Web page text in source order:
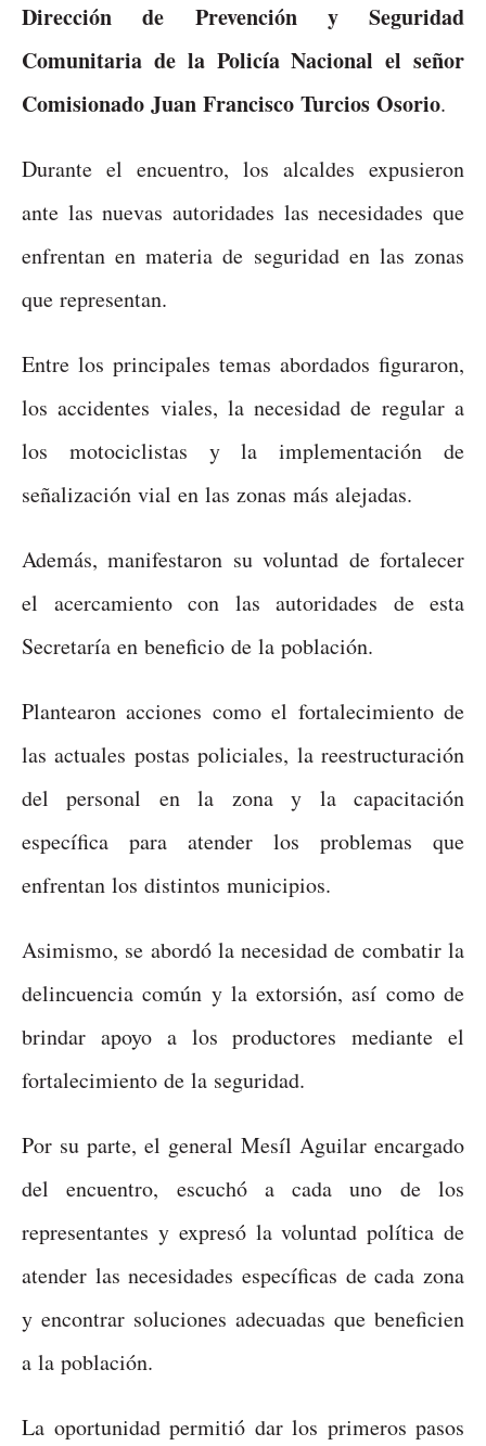
Dirección de Prevención y Seguridad
Comunitaria de la Policía Nacional el señor
Comisionado Juan Francisco Turcios Osorio.
Durante el encuentro, los alcaldes expusieron
ante las nuevas autoridades las necesidades que
enfrentan en materia de seguridad en las zonas
que representan.
Entre los principales temas abordados figuraron,
los accidentes viales, la necesidad de regular a
los motociclistas y la implementación de
señalización vial en las zonas más alejadas.
Además, manifestaron su voluntad de fortalecer
el acercamiento con las autoridades de esta
Secretaría en beneficio de la población.
Plantearon acciones como el fortalecimiento de
las actuales postas policiales, la reestructuración
del personal en la zona y la capacitación
específica para atender los problemas que
enfrentan los distintos municipios.
Asimismo, se abordó la necesidad de combatir la
delincuencia común y la extorsión, así como de
brindar apoyo a los productores mediante el
fortalecimiento de la seguridad.
Por su parte, el general Mesíl Aguilar encargado
del encuentro, escuchó a cada uno de los
representantes y expresó la voluntad política de
atender las necesidades específicas de cada zona
y encontrar soluciones adecuadas que beneficien
a la población.
La oportunidad permitió dar los primeros pasos